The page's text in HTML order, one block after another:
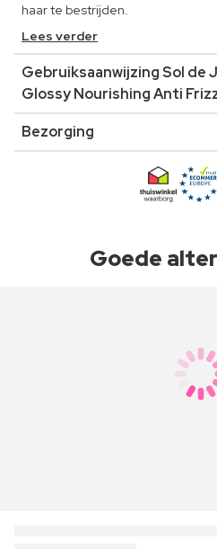
haar te bestrijden.
Lees verder
Gebruiksaanwijzing Sol de
Glossy Nourishing Anti
Bezorging
Goede